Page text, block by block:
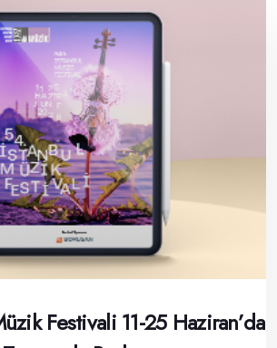
Festivali 11-25 Haziran’da